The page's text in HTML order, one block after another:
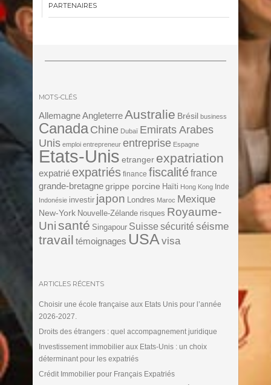
PARTENAIRES
MOTS-CLÉS
Allemagne AngleterreAustralie Brésil business
Canada Chine Dubaï Emirats Arabes
Unis emploi entrepreneur entreprise Espagne
Etats-Unis etranger expatriation
expatrié expatriés finance fiscalitéfrance
grande-bretagne grippe porcine Haïti Hong Kong Inde
Indonésie investir japon Londres Maroc Mexique
New-York Nouvelle-Zélande risques Royaume-
Unisanté Singapour Suisse sécurité séisme
travail témoignages USA visa
ARTICLES RÉCENTS
Choisir une école française aux Etats Unis pour l’année
2026-2027.
Droits des étrangers : quel accompagnement juridique
Investissement immobilier aux Etats-Unis : un choix
déterminant pour les expatriés
Crédit Immobilier pour Français Expatriés